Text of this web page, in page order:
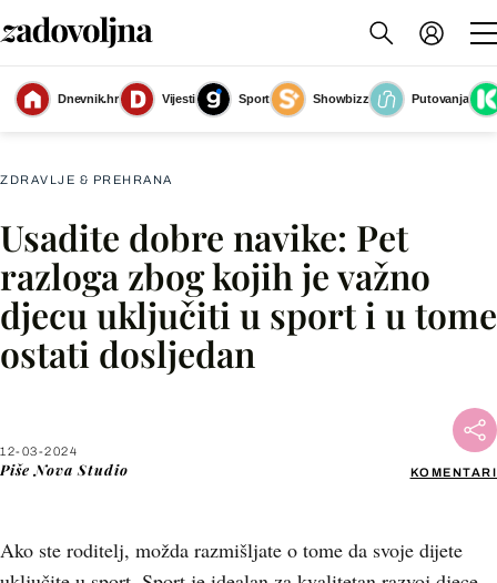
Dnevnik.hr Vijesti Sport Showbizz
Putovanja
Slika nije dostupna
ZDRAVLJE & PREHRANA
Usadite dobre navike: Pet
razloga zbog kojih je važno
djecu uključiti u sport i u tome
ostati dosljedan
12-03-2024
Piše Nova Studio KOMENTARI
Ako ste roditelj, možda razmišljate o tome da svoje dijete
Facebook
X